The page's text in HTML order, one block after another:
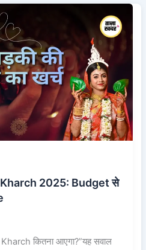
2025: Budget से
कितना आएगा?”यह सवाल